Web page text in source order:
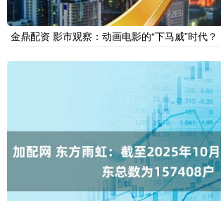
金鼎配资 影市观察：动画电影的“下马威”时代？